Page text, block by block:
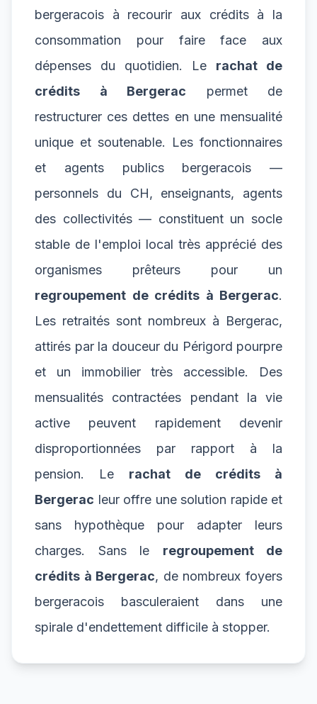
bergeracois à recourir aux crédits à la
consommation pour faire face aux
dépenses du quotidien. Le rachat de
crédits à Bergerac permet de
restructurer ces dettes en une mensualité
unique et soutenable. Les fonctionnaires
et agents publics bergeracois —
personnels du CH, enseignants, agents
des collectivités — constituent un socle
stable de l'emploi local très apprécié des
organismes prêteurs pour un
regroupement de crédits à Bergerac.
Les retraités sont nombreux à Bergerac,
attirés par la douceur du Périgord pourpre
et un immobilier très accessible. Des
mensualités contractées pendant la vie
active peuvent rapidement devenir
disproportionnées par rapport à la
pension. Le rachat de crédits à
Bergerac leur offre une solution rapide et
sans hypothèque pour adapter leurs
charges. Sans le regroupement de
crédits à Bergerac, de nombreux foyers
bergeracois basculeraient dans une
spirale d'endettement difficile à stopper.